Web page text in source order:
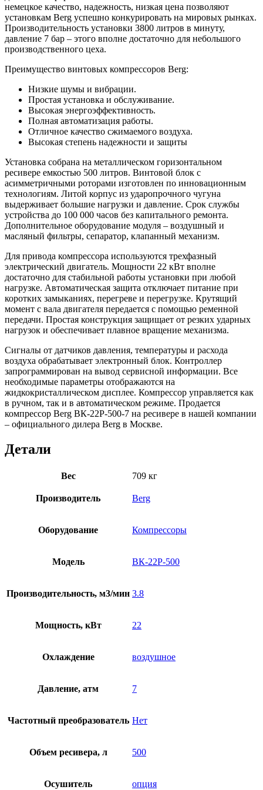
немецкое качество, надежность, низкая цена позволяют
установкам Berg успешно конкурировать на мировых рынках.
Производительность установки 3800 литров в минуту,
давление 7 бар – этого вполне достаточно для небольшого
производственного цеха.
Преимущество винтовых компрессоров Berg:
Низкие шумы и вибрации.
Простая установка и обслуживание.
Высокая энергоэффективность.
Полная автоматизация работы.
Отличное качество сжимаемого воздуха.
Высокая степень надежности и защиты
Установка собрана на металлическом горизонтальном
ресивере емкостью 500 литров. Винтовой блок с
асимметричными роторами изготовлен по инновационным
технологиям. Литой корпус из ударопрочного чугуна
выдерживает большие нагрузки и давление. Срок службы
устройства до 100 000 часов без капитального ремонта.
Дополнительное оборудование модуля – воздушный и
масляный фильтры, сепаратор, клапанный механизм.
Для привода компрессора используются трехфазный
электрический двигатель. Мощности 22 кВт вполне
достаточно для стабильной работы установки при любой
нагрузке. Автоматическая защита отключает питание при
коротких замыканиях, перегреве и перегрузке. Крутящий
момент с вала двигателя передается с помощью ременной
передачи. Простая конструкция защищает от резких ударных
нагрузок и обеспечивает плавное вращение механизма.
Сигналы от датчиков давления, температуры и расхода
воздуха обрабатывает электронный блок. Контроллер
запрограммирован на вывод сервисной информации. Все
необходимые параметры отображаются на
жидкокристаллическом дисплее. Компрессор управляется как
в ручном, так и в автоматическом режиме. Продается
компрессор Berg ВК-22Р-500-7 на ресивере в нашей компании
– официального дилера Berg в Москве.
Детали
Вес 709 кг
Производитель Berg
Оборудование Компрессоры
Модель ВК-22Р-500
Производительность, м3/мин 3.8
Мощность, кВт 22
Охлаждение воздушное
Давление, атм 7
Частотный преобразователь Нет
Объем ресивера, л 500
Осушитель опция